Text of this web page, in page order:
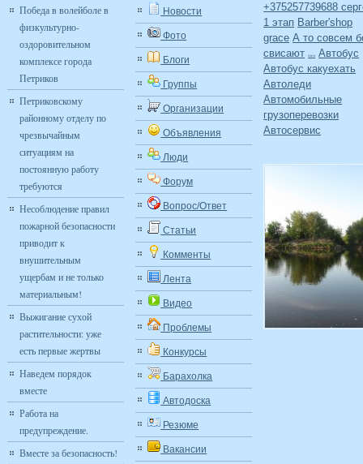
Победа в волейболе в
физкультурно-
оздоровительном
комплексе города
Петриков
Петриковскому
районному отделу по
чрезвычайным
ситуациям на
постоянную работу
требуются
Несоблюдение правил
пожарной безопасности
приводит к
внушительным
ущербам и не только
материальным!
Выжигание сухой
растительности: уже
есть первые жертвы
Наведем порядок
вместе
Работа на
предупреждение.
Вместе за безопасность!
Новости
Фото
Блоги
Группы
Организации
Объявления
Люди
Форум
Вопрос/Ответ
Статьи
Комменты
Лента
Видео
Проблемы
Конкурсы
Барахолка
Автодоска
Резюме
Вакансии
+375257739688
1 этап Barber'shop
grace А то совсем
свисают
Авто
Автобус
Автобус какуехать
Автоледи
Автомобильные
грузоперевозки
Автосервис